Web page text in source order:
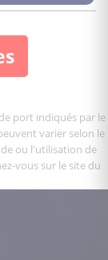
port indiqués par le
varier selon le
ou l'utilisation de
vous sur le site du